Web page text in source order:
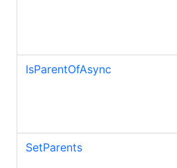
IsParentOfAsync
SetParents